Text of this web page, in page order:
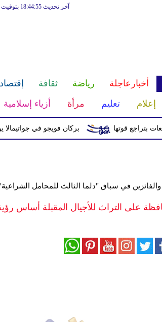
آخر تحديث 18:44:55 بتوقيت أبوظبي
أخبارعاجلة رياضة ثقافة إقتصاد
إعلام تعليم مرأة أزياء إسلامية
بركان فويجو في جواتيمالا يواصل ثورانه وإجلاء 1700 شخص بسبب قوتها
والفائزين في سباق "دلما الثالث للمحامل
على التراث للأجيال المقبلة أساس